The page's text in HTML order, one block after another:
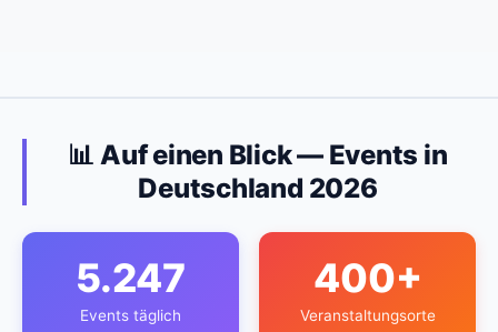
📊 Auf einen Blick — Events in
Deutschland 2026
5.247
Events täglich
400+
Veranstaltungsorte